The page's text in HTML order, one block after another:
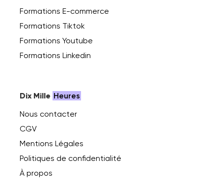
Formations E-commerce
Formations Tiktok
Formations Youtube
Formations Linkedin
Dix Mille Heures
Nous contacter
CGV
Mentions Légales
Politiques de confidentialité
À propos